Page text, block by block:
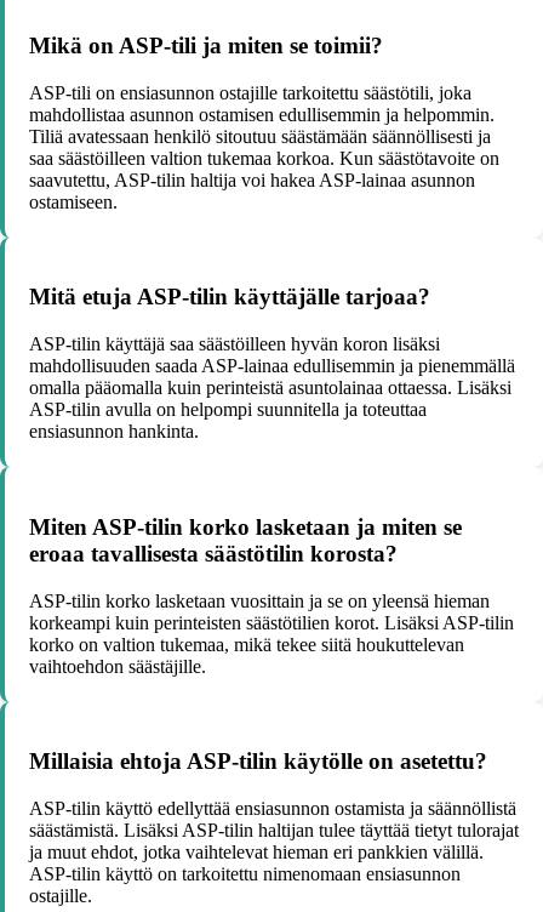
Mikä on ASP-tili ja miten se toimii?
ASP-tili on ensiasunnon ostajille tarkoitettu säästötili, joka
mahdollistaa asunnon ostamisen edullisemmin ja helpommin.
Tiliä avatessaan henkilö sitoutuu säästämään säännöllisesti ja
saa säästöilleen valtion tukemaa korkoa. Kun säästötavoite on
saavutettu, ASP-tilin haltija voi hakea ASP-lainaa asunnon
ostamiseen.
Mitä etuja ASP-tilin käyttäjälle tarjoaa?
ASP-tilin käyttäjä saa säästöilleen hyvän koron lisäksi
mahdollisuuden saada ASP-lainaa edullisemmin ja pienemmällä
omalla pääomalla kuin perinteistä asuntolainaa ottaessa. Lisäksi
ASP-tilin avulla on helpompi suunnitella ja toteuttaa
ensiasunnon hankinta.
Miten ASP-tilin korko lasketaan ja miten se
eroaa tavallisesta säästötilin korosta?
ASP-tilin korko lasketaan vuosittain ja se on yleensä hieman
korkeampi kuin perinteisten säästötilien korot. Lisäksi ASP-tilin
korko on valtion tukemaa, mikä tekee siitä houkuttelevan
vaihtoehdon säästäjille.
Millaisia ehtoja ASP-tilin käytölle on asetettu?
ASP-tilin käyttö edellyttää ensiasunnon ostamista ja säännöllistä
säästämistä. Lisäksi ASP-tilin haltijan tulee täyttää tietyt tulorajat
ja muut ehdot, jotka vaihtelevat hieman eri pankkien välillä.
ASP-tilin käyttö on tarkoitettu nimenomaan ensiasunnon
ostajille.